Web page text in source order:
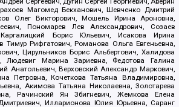
Магомед Бекханович, Шевченко Дмитрий
Олег Викторович, Мошель Ирина Ароновна,
Пономарев Лев Александрович, Созаев
Борис Юльевич, Исакова Ирина
Тимур Рифгатович, Романова Ольга Евгеньевна,
Цирульников Борис Альбертович, Халидова
Людевиг Марина Зариевна, Федотова Галина
Анатольевич, Верховский Александр Маркович,
Петровна, Кочеткова Татьяна Владимировна,
Акимова Татьяна Николаевна, Золотарева
Рачинский Ян Збигневич, Жемкова Елена
Илларионова Юлия Юрьевна, Саранг